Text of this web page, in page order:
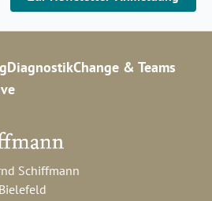
DiagnostikChange & Teams
Schiffmann